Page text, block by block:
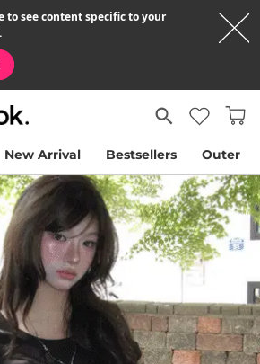
to see content specific to your
New Arrival Bestsellers Outer